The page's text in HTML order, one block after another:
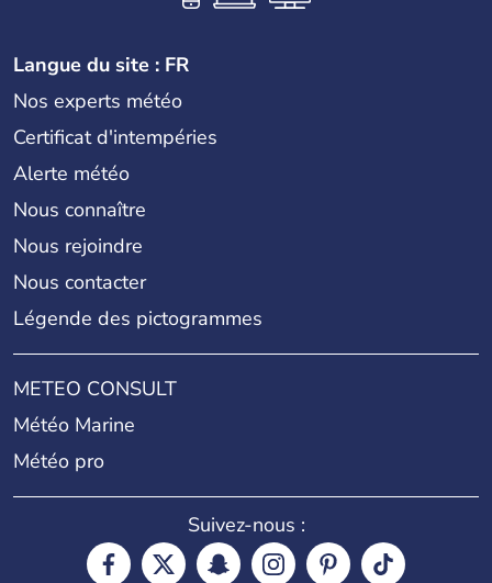
Langue du site : FR
Nos experts météo
Certificat d'intempéries
Alerte météo
Nous connaître
Nous rejoindre
Nous contacter
Légende des pictogrammes
METEO CONSULT
Météo Marine
Météo pro
Suivez-nous :